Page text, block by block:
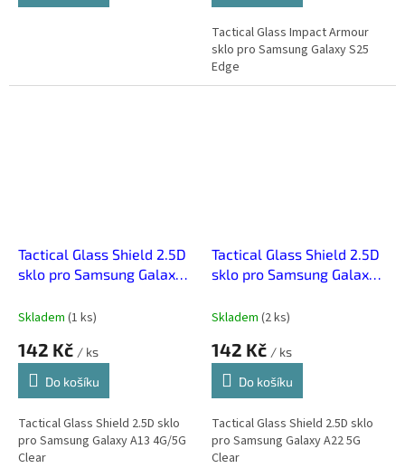
Tactical Glass Impact Armour
sklo pro Samsung Galaxy S25
Edge
Tactical Glass Shield 2.5D
sklo pro Samsung Galaxy
Skladem (1 ks)
142 Kč / ks
Do košíku
Tactical Glass Shield 2.5D sklo
pro Samsung Galaxy A13 4G/5G
Clear
Tactical Glass Shield 2.5D
sklo pro Samsung Galaxy
Skladem (2 ks)
142 Kč / ks
Do košíku
Tactical Glass Shield 2.5D sklo
pro Samsung Galaxy A22 5G
Clear